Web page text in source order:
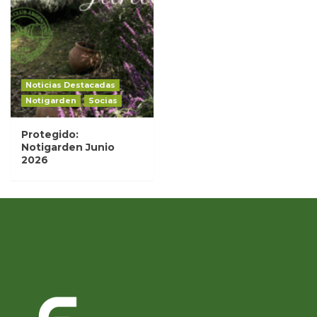
Noticias Destacadas
Notigarden
Socias
Protegido:
Notigarden Junio
2026